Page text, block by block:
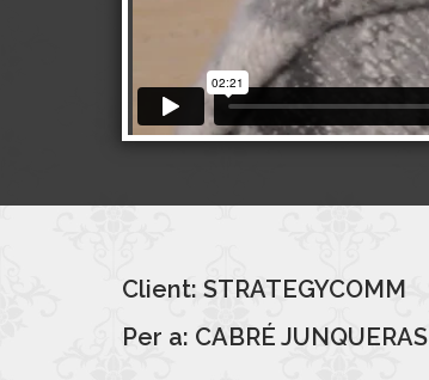
Client: STRATEGYCOMM
Per a: CABRÉ JUNQUERAS